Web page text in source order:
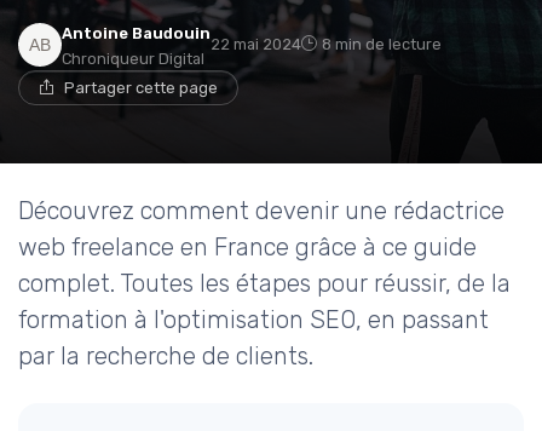
Antoine Baudouin
Chroniqueur Digital
22 mai 2024 8 min de lecture
Partager cette page
Découvrez comment devenir une rédactrice
web freelance en France grâce à ce guide
complet. Toutes les étapes pour réussir, de la
formation à l'optimisation SEO, en passant
par la recherche de clients.